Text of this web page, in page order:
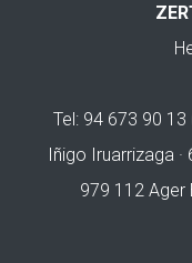
Tel: 94 673 90
Iñigo Iruarrizaga
979 112 Ager